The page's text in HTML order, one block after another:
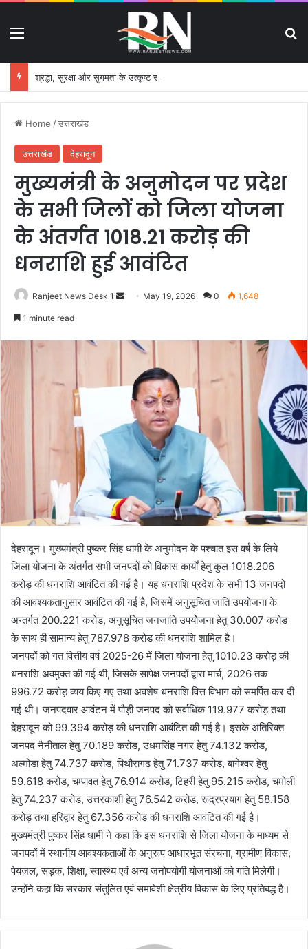
Home /उत्तराखंड
उत्तराखंड देहरादून
मुख्यमंत्री के अनुमोदन पर प्रदेश
के सभी जिलों को जिला योजना
के अंतर्गत 1018.21 करोड़ की
धनराशि हुई आवंटित
Ranjeet News Desk 1
d
m
a
May 19, 2026 0 1,648
1 minute read
देहरादून। मुख्यमंत्री पुष्कर सिंह धामी के अनुमोदन के पश्चात इस वर्ष के लिये
जिला योजना के अंतर्गत सभी जनपदों को विकास कार्यों हेतु कुल 1018.206
करोड़ की धनराशि आवंटित की गई है। यह धनराशि प्रदेश के सभी 13 जनपदों
की आवश्यकतानुसार आवंटित की गई है, जिसमें अनुसूचित जाति उपयोजना के
अन्तर्गत 200.221 करोड, अनुसूचित जनजाति उपयोेजना हेतु 30.007 करोड
के साथ ही सामान्य हेतु 787.978 करोड की धनराशि शामिल है।
जनपदों को गत वित्तीय वर्ष 2025-26 में जिला योजना हेतु 1010.23 करोड़ की
धनराशि अवमुक्त की गई थी, जिसके सापेक्ष जनपदों द्वारा मार्च, 2026 तक
996.72 करोड़ व्यय किए गए तथा अवशेष धनराशि वित्त विभाग को समर्पित कर दी
गई थी। जनपदवार आवंटन में पौड़ी जनपद को सर्वाधिक 119.977 करोड़ तथा
देहरादून को 99.394 करोड़ की धनराशि आवंटित की गई है। इसके अतिरिक्त
जनपद नैनीताल हेतु 70.189 करोड, उधमसिंह नगर हेतु 74.132 करोड,
अल्मोडा हेतु 74.737 करोड, पिथौरागढ हेतु 71.737 करोड, बागेश्वर हेतु
59.618 करोड, चम्पावत हेतु 76.914 करोड, टिहरी हेतु 95.215 करोड, चमोली
हेतु 74.237 करोड, उत्तरकाशी हेतु 76.542 करोड, रूद्रप्रयाग हेतु 58.158
करोड़ तथा हरिद्वार हेतु 67.356 करोड की धनराशि आवंटित की गई है।
मुख्यमंत्री पुष्कर सिंह धामी ने कहा कि इस धनराशि से जिला योजना के माध्यम से
जनपदों में स्थानीय आवश्यकताओं के अनुरूप आधारभूत संरचना, ग्रामीण विकास,
पेयजल, सड़क, शिक्षा, स्वास्थ्य एवं अन्य जनोपयोगी योजनाओं को गति मिलेगी।
उन्होंने कहा कि सरकार संतुलित एवं समावेशी क्षेत्रीय विकास के लिए प्रतिबद्ध है।